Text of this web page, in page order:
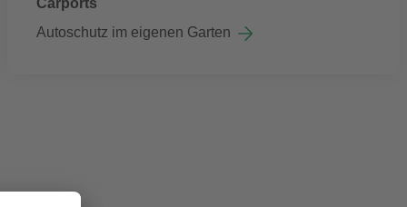
Carports
Autoschutz im eigenen Garten